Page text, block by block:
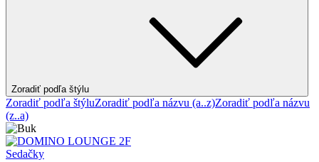
Zoradiť podľa štýlu
Zoradiť podľa štýluZoradiť podľa názvu (a..z)Zoradiť podľa názvu
(z..a)
Sedačky